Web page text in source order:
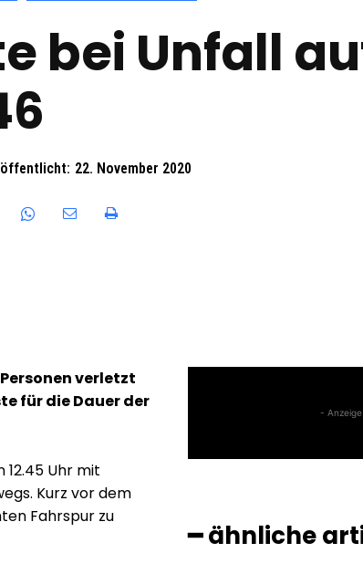
bei Unfall
22. November 2020
verletzt
für die Dauer der
Uhr mit
Kurz vor dem
Fahrspur zu
-
━ ähnliche